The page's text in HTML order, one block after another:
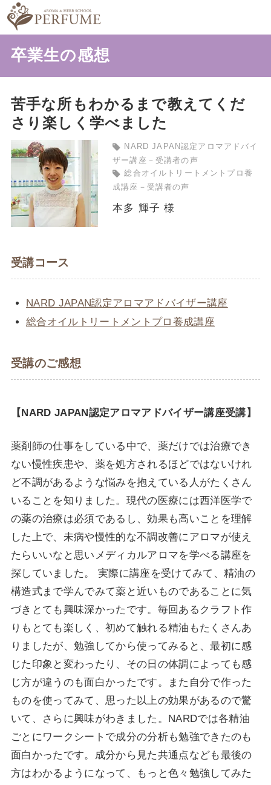
卒業生の感想
苦手な所もわかるまで教えてくだ
さり楽しく学べました
NARD JAPAN認定アロマアドバイ
ザー講座－受講者の声
総合オイルトリートメントプロ養
成講座－受講者の声
本多 輝子 様
受講コース
NARD JAPAN認定アロマアドバイザー講座
総合オイルトリートメントプロ養成講座
受講のご感想
【NARD JAPAN認定アロマアドバイザー講座受講】
薬剤師の仕事をしている中で、薬だけでは治療でき
ない慢性疾患や、薬を処方されるほどではないけれ
ど不調があるような悩みを抱えている人がたくさん
いることを知りました。現代の医療には西洋医学で
の薬の治療は必須であるし、効果も高いことを理解
した上で、未病や慢性的な不調改善にアロマが使え
たらいいなと思いメディカルアロマを学べる講座を
探していました。 実際に講座を受けてみて、精油の
構造式まで学んでみて薬と近いものであることに気
づきとても興味深かったです。毎回あるクラフト作
りもとても楽しく、初めて触れる精油もたくさんあ
りましたが、勉強してから使ってみると、最初に感
じた印象と変わったり、その日の体調によっても感
じ方が違うのも面白かったです。また自分で作った
ものを使ってみて、思った以上の効果があるので驚
いて、さらに興味がわきました。NARDでは各精油
ごとにワークシートで成分の分析も勉強できたのも
面白かったです。成分から見た共通点なども最後の
方はわかるようになって、もっと色々勉強してみた